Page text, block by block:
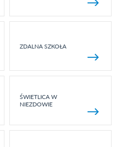
ZDALNA SZKOŁA
ŚWIETLICA W
NIEZDOWIE